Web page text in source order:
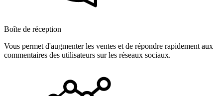
Boîte de réception
Vous permet d'augmenter les ventes et de répondre rapidement aux
commentaires des utilisateurs sur les réseaux sociaux.